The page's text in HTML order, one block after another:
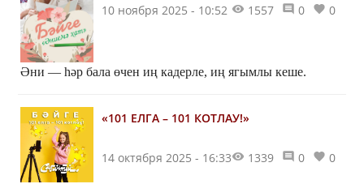
10 ноября 2025 - 10:52 1557 0 0
Әни — һәр бала өчен иң кадерле, иң ягымлы кеше.
«101 ЕЛГА – 101 КОТЛАУ!»
14 октября 2025 - 16:33 1339 0 0